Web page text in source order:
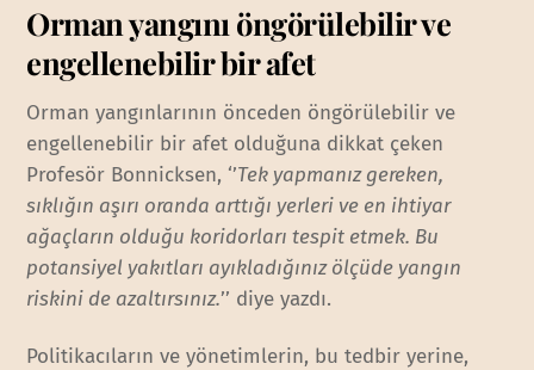
Orman yangını öngörülebilir ve
engellenebilir bir afet
Orman yangınlarının önceden öngörülebilir ve
engellenebilir bir afet olduğuna dikkat çeken
Profesör Bonnicksen, ‘’Tek yapmanız gereken,
sıklığın aşırı oranda arttığı yerleri ve en ihtiyar
ağaçların olduğu koridorları tespit etmek. Bu
potansiyel yakıtları ayıkladığınız ölçüde yangın
riskini de azaltırsınız.’’ diye yazdı.
Politikacıların ve yönetimlerin, bu tedbir yerine,